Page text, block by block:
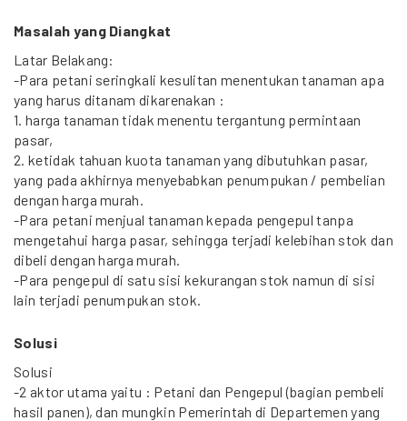
Masalah yang Diangkat
Latar Belakang:
-Para petani seringkali kesulitan menentukan tanaman apa
yang harus ditanam dikarenakan :
1. harga tanaman tidak menentu tergantung permintaan
pasar,
2. ketidak tahuan kuota tanaman yang dibutuhkan pasar,
yang pada akhirnya menyebabkan penumpukan / pembelian
dengan harga murah.
-Para petani menjual tanaman kepada pengepul tanpa
mengetahui harga pasar, sehingga terjadi kelebihan stok dan
dibeli dengan harga murah.
-Para pengepul di satu sisi kekurangan stok namun di sisi
lain terjadi penumpukan stok.
Solusi
Solusi
-2 aktor utama yaitu : Petani dan Pengepul (bagian pembeli
hasil panen), dan mungkin Pemerintah di Departemen yang